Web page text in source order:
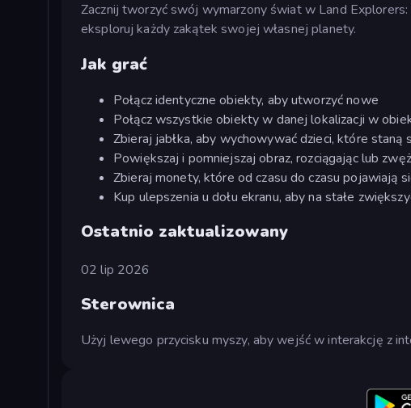
Zacznij tworzyć swój wymarzony świat w Land
eksploruj każdy zakątek swojej własnej planety.
Jak grać
Połącz identyczne obiekty, aby utworzyć nowe
Połącz wszystkie obiekty w danej lokalizacji w
Zbieraj jabłka, aby wychowywać dzieci, które
Powiększaj i pomniejszaj obraz, rozciągając lub
Zbieraj monety, które od czasu do czasu pojawiają
Kup ulepszenia u dołu ekranu, aby na stałe
Ostatnio zaktualizowany
02 lip 2026
Sterownica
Użyj lewego przycisku myszy, aby wejść w interakcję z